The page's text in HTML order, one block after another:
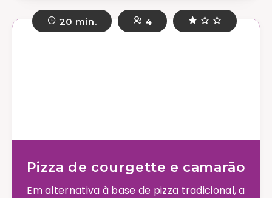
20 min. 4
Pizza de courgette e camarão
Em alternativa à base de pizza tradicional, a